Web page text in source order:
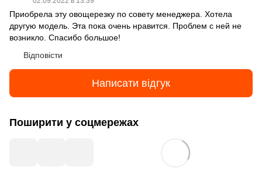
Приобрела эту овощерезку по совету менеджера. Хотела
другую модель. Эта пока очень нравится. Проблем с ней не
возникло. Спасибо большое!
Відповісти
Написати відгук
Поширити у соцмережах